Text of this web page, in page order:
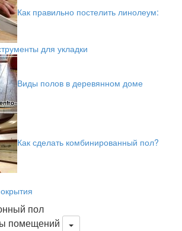
Как правильно постелить линолеум:
для укладки
Виды полов в деревянном доме
Как сделать комбинированный пол?
пол
помещений